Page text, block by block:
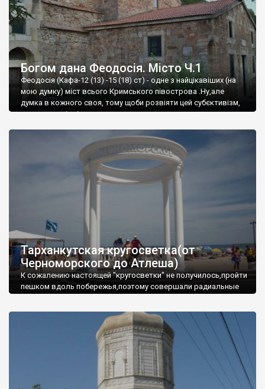
Богом дана Феодосія. Місто Ч.1
Феодосія (Кафа-12 (13) -15 (18) ст) - одне з найцікавіших (на
мою думку) міст всього Кримського півострова .Ну,але
думка в кожного своя, тому щоби розвіяти цей субєктивізм,
запрошую відвідати це
Тарханкутская кругосветка(от
Черноморского до Атлеша)
К сожалению настоящей "кругосветки" не получилось,пройти
пешком вдоль побережья,поэтому совершали радиальные